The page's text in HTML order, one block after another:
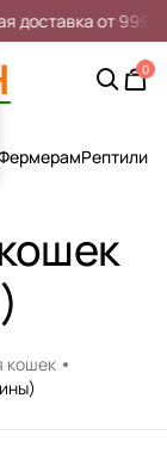
доставка от 999р
0
Рептилии
кошек